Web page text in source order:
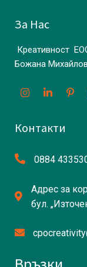
За Нас
Креативност
Божана
Контакти
0884
Адрес за
бул.